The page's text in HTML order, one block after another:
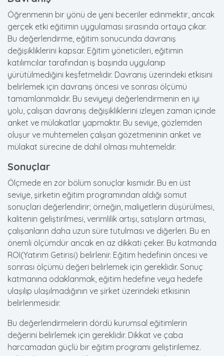
Öğrenmenin bir yönü de yeni beceriler edinmektir, ancak
gerçek etki eğitimin uygulaması sırasında ortaya çıkar.
Bu değerlendirme, eğitim sonucunda davranış
değişikliklerini kapsar. Eğitim yöneticileri, eğitimin
katılımcılar tarafından iş başında uygulanıp
yürütülmediğini keşfetmelidir. Davranış üzerindeki etkisini
belirlemek için davranış öncesi ve sonrası ölçümü
tamamlanmalıdır. Bu seviyeyi değerlendirmenin en iyi
yolu, çalışan davranış değişikliklerini izleyen zaman içinde
anket ve mülakatlar yapmaktır. Bu seviye, gözlemden
oluşur ve muhtemelen çalışan gözetmeninin anket ve
mülakat sürecine de dahil olması muhtemeldir.
Sonuçlar
Ölçmede en zor bölüm sonuçlar kısmıdır. Bu en üst
seviye, şirketin eğitim programından aldığı somut
sonuçları değerlendirir; örneğin, maliyetlerin düşürülmesi,
kalitenin geliştirilmesi, verimlilik artışı, satışların artması,
çalışanların daha uzun süre tutulması ve diğerleri. Bu en
önemli ölçümdür ancak en az dikkati çeker. Bu katmanda
ROI(Yatırım Getirisi) belirlenir. Eğitim hedefinin öncesi ve
sonrası ölçümü değeri belirlemek için gereklidir. Sonuç
katmanına odaklanmak, eğitim hedefine veya hedefe
ulaşılıp ulaşılmadığının ve şirket üzerindeki etkisinin
belirlenmesidir.
Bu değerlendirmelerin dördü kurumsal eğitimlerin
değerini belirlemek için gereklidir. Dikkat ve çaba
harcamadan güçlü bir eğitim programı geliştirilemez.